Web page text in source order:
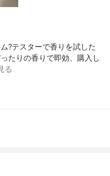
?テスターで香りを試した
たりの香りで即効、購入し
る